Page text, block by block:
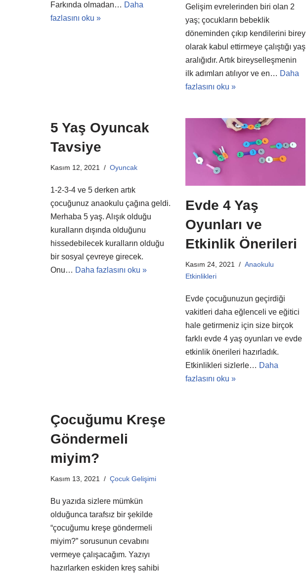
Farkında olmadan… Daha
fazlasını oku »
Gelişim evrelerinden biri olan 2
yaş; çocukların bebeklik
döneminden çıkıp kendilerini birey
olarak kabul ettirmeye çalıştığı yaş
aralığıdır. Artık bireyselleşmenin
ilk adımları atılıyor ve en… Daha
fazlasını oku »
5 Yaş Oyuncak
Tavsiye
Kasım 12, 2021 Oyuncak
1-2-3-4 ve 5 derken artık
çocuğunuz anaokulu çağına geldi.
Merhaba 5 yaş. Alışık olduğu
kuralların dışında olduğunu
hissedebilecek kuralların olduğu
bir sosyal çevreye girecek.
Onu… Daha fazlasını oku »
Evde 4 Yaş
Oyunları ve
Etkinlik Önerileri
Kasım 24, 2021
Anaokulu
Etkinlikleri
Evde çocuğunuzun geçirdiği
vakitleri daha eğlenceli ve eğitici
hale getirmeniz için size birçok
farklı evde 4 yaş oyunları ve evde
etkinlik önerileri hazırladık.
Etkinlikleri sizlerle… Daha
fazlasını oku »
Çocuğumu Kreşe
Göndermeli
miyim?
Kasım 13, 2021 Çocuk Gelişimi
Bu yazıda sizlere mümkün
olduğunca tarafsız bir şekilde
“çocuğumu kreşe göndermeli
miyim?” sorusunun cevabını
vermeye çalışacağım. Yazıyı
hazırlarken eskiden kreş sahibi